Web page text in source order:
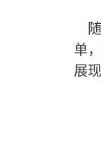
随
单
展